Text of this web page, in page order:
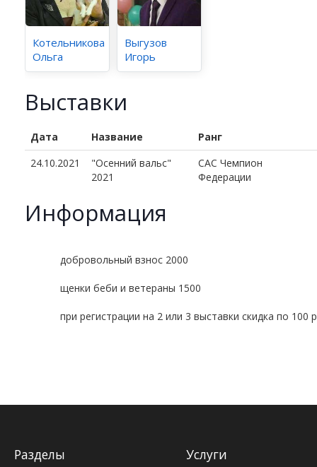
Котельникова
Ольга
Выгузов
Игорь
Выставки
Дата Название
Ранг
24.10.2021
"Осенний вальс"
2021
CAC Чемпион
Федерации
Информация
добровольный взнос 2000
щенки беби и ветераны 1500
при регистрации на 2 или 3 выставки скидка по 100
Разделы Услуги